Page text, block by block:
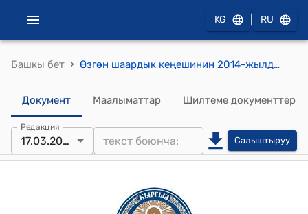
KG RU
Башкы бет › Өзгөн шаардык кеңешинин 2014-жылдын 17- мартындагы № 12/1 "Өзгөн шаарынын 2013-жылдагы бюджетинин аткарылышы жана 2014-жылга шаардын бюджетин бекитүү жөнүндө" токтому
Документ Маалыматтар Шилтеме документтер
Редакция
17.03.2014 Салыштыруу